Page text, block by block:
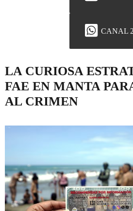
CANAL 2
LA CURIOSA
FAE EN MANTA
AL CRIMEN